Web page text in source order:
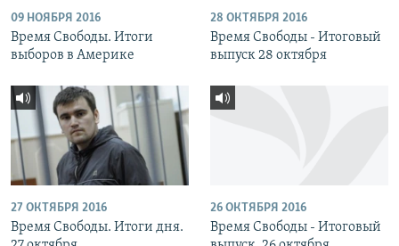
09 НОЯБРЯ 2016
Время Свободы. Итоги
выборов в Америке
28 ОКТЯБРЯ 2016
Время Свободы - Итоговый
выпуск 28 октября
27 ОКТЯБРЯ 2016
Время Свободы. Итоги дня.
26 ОКТЯБРЯ 2016
Время Свободы - Итоговый